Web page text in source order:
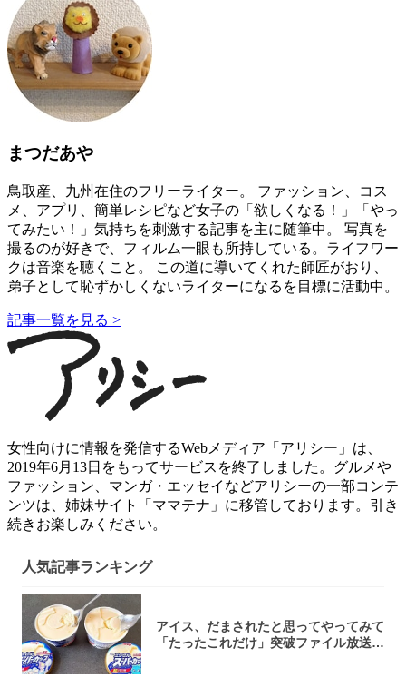
まつだあや
鳥取産、九州在住のフリーライター。 ファッション、コス
メ、アプリ、簡単レシピなど女子の「欲しくなる！」「やっ
てみたい！」気持ちを刺激する記事を主に随筆中。 写真を
撮るのが好きで、フィルム一眼も所持している。ライフワー
クは音楽を聴くこと。 この道に導いてくれた師匠がおり、
弟子として恥ずかしくないライターになるを目標に活動中。
記事一覧を見る >
女性向けに情報を発信するWebメディア「アリシー」は、
2019年6月13日をもってサービスを終了しました。グルメや
ファッション、マンガ・エッセイなどアリシーの一部コンテ
ンツは、姉妹サイト「ママテナ」に移管しております。引き
続きお楽しみください。
人気記事ランキング
アイス、だまされたと思ってやってみて
「たったこれだけ」突破ファイル放送で